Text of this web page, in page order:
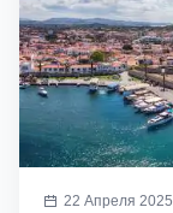
22 Апреля 2025